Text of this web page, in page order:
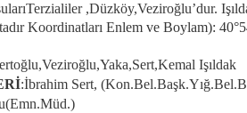
,Düzköy,Veziroğlu’dur.
Koordinatları Enlem ve Boylam):
Işıldak
:İbrahim Sert,